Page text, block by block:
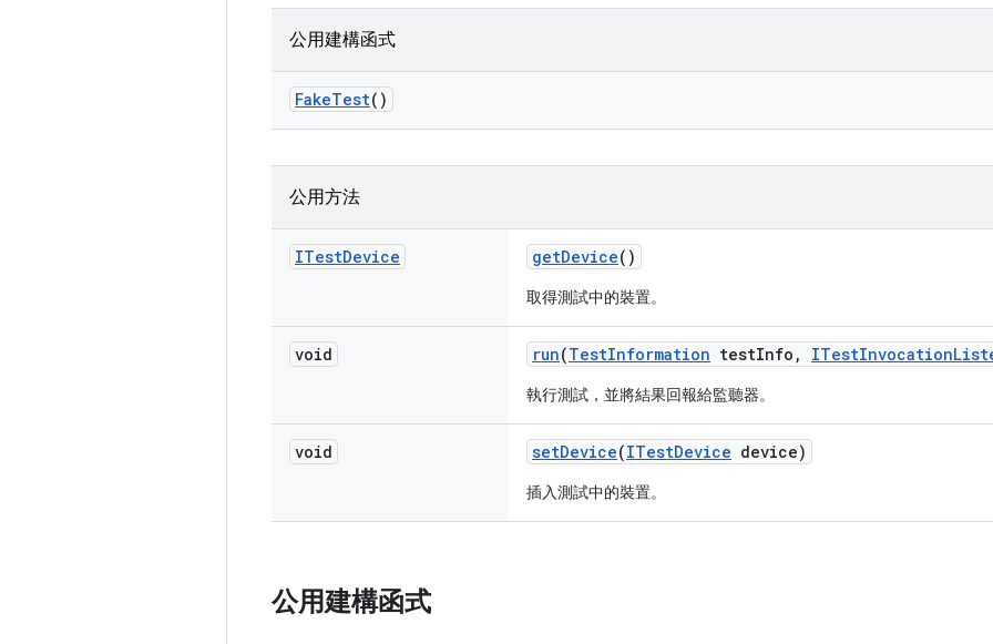
公用建構函式
FakeTest()
公用方法
ITestDevice getDevice()
取得測試中的裝置。
void run(TestInformation testInfo , ITestInvocation
執行測試，並將結果回報給監聽器。
void setDevice(ITestDevice device)
插入測試中的裝置。
公用建構函式